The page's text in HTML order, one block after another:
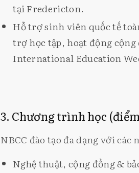
tại Fredericton.
Hỗ trợ sinh viên quốc tế
trợ học tập, hoạt động
International Education
3. Chương trình học
NBCC đào tạo đa dạng với
Nghệ thuật, cộng đồng &